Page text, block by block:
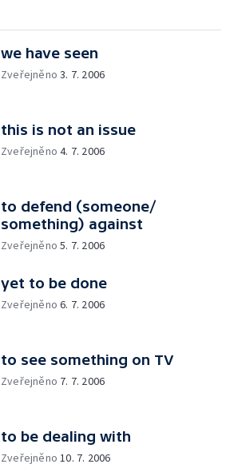
we have seen
Zveřejněno3. 7. 2006
this is not an issue
Zveřejněno4. 7. 2006
to defend (someone/
something) against
Zveřejněno5. 7. 2006
yet to be done
Zveřejněno6. 7. 2006
to see something on TV
Zveřejněno 7. 7. 2006
to be dealing with
Zveřejněno10. 7. 2006